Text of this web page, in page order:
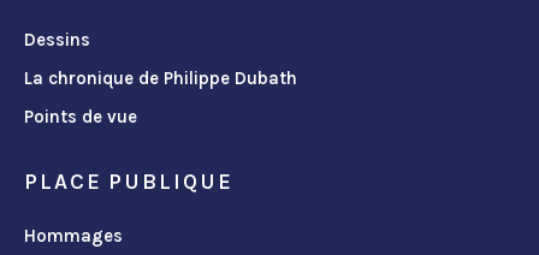
Dessins
La chronique de Philippe Dubath
Points de vue
PLACE PUBLIQUE
Hommages